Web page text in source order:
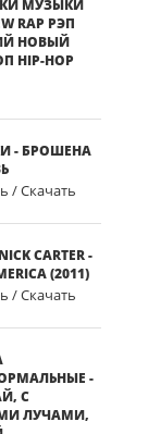
МУЗЫКИ
RAP РЭП
НОВЫЙ
HIP-HOP
- БРОШЕНА
/ Скачать
CARTER -
(2011)
/ Скачать
-
С
ЛУЧАМИ,